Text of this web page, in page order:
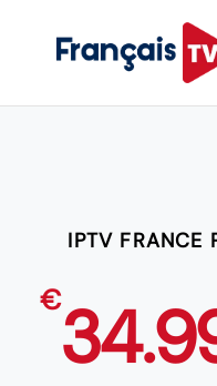
IPTV FRANCE
€